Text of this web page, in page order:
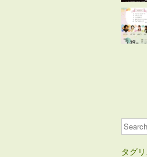
Search
タグ